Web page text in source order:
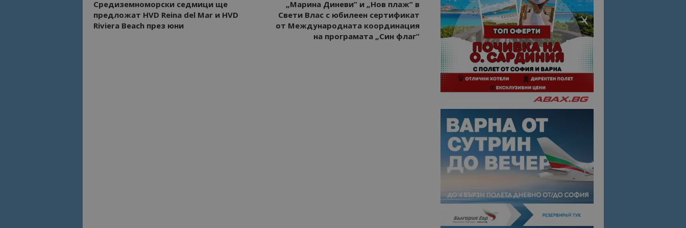
Средиземноморски седмици ще
предложат HVD Reina del Mar и HVD
Riviera Beach през юни
„Марина Диневи” и „Нов плаж” в
Свети Влас с юбилеен сертификат
от Международната координация
на програмата „Син флаг”